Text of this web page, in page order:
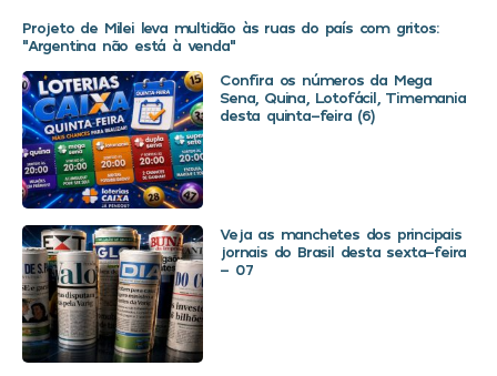
Projeto de Milei leva multidão às ruas do país com gritos:
“Argentina não está à venda”
Confira os números da Mega
Sena, Quina, Lotofácil, Timemania
desta quinta-feira (6)
Veja as manchetes dos principais
jornais do Brasil desta sexta-feira
– 07